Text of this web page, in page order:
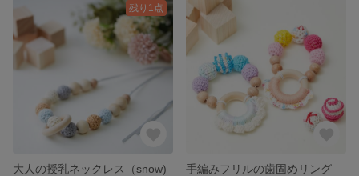
残り1点
大人の授乳ネックレス（snow)
手編みフリルの歯固めリング